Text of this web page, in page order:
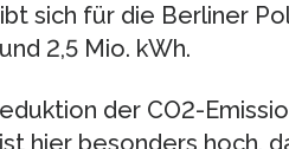
sich für die Berliner
2,5 Mio. kWh.
der CO2-